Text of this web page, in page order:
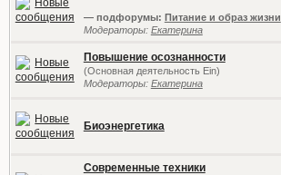
— подфорумы: Питание и образ жизни
Модераторы: Екатерина
Повышение осознанности
(Основная деятельность Ein)
Модераторы: Екатерина
Биоэнергетика
Современные техники